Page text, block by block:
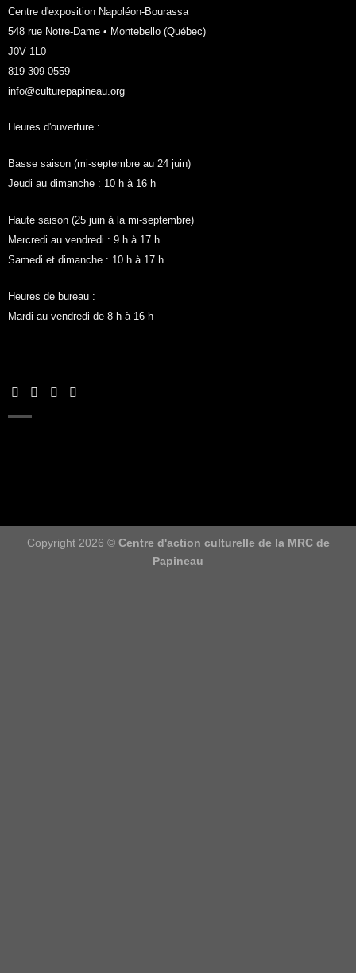
Centre d'exposition Napoléon-Bourassa
548 rue Notre-Dame • Montebello (Québec)
J0V 1L0
819 309-0559
info@culturepapineau.org
Heures d'ouverture :
Basse saison (mi-septembre au 24 juin)
Jeudi au dimanche : 10 h à 16 h
Haute saison (25 juin à la mi-septembre)
Mercredi au vendredi : 9 h à 17 h
Samedi et dimanche : 10 h à 17 h
Heures de bureau :
Mardi au vendredi de 8 h à 16 h
Copyright 2026 © Centre d'action culturelle de la MRC de
Papineau